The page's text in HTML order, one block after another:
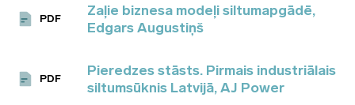
PDF
Zaļie biznesa modeļi siltumapgādē,
Edgars Augustiņš
PDF
Pieredzes stāsts. Pirmais industriālais
siltumsūknis Latvijā, AJ Power